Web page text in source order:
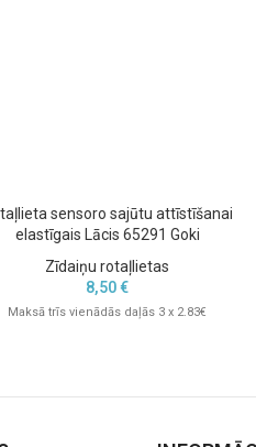
sensoro sajūtu attīstīšanai
elastīgais Lācis 65291 Goki
Zīdaiņu rotaļlietas
8,50€
Maksā trīs vienādās daļās 3 x 2.83€